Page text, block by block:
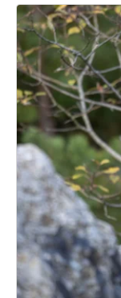
V
ý
p
i
s
p
r
o
d
u
k
t
o
v